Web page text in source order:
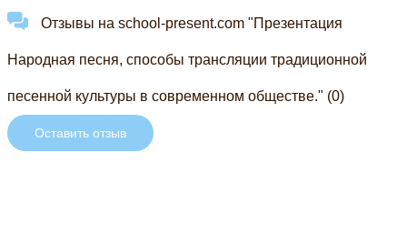
Отзывы на school-present.com "Презентация
Народная песня, способы трансляции традиционной
песенной культуры в современном обществе." (0)
Оставить отзыв